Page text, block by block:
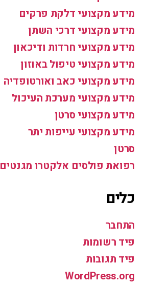
מידע מקצועי דלקת פרקים
מידע מקצועי דרכי השתן
מידע מקצועי חרדות ודיכאון
מידע מקצועי טיפול באוזון
מידע מקצועי כאב ואורטופדיה
מידע מקצועי מערכת העיכול
מידע מקצועי סרטן
מידע מקצועי עייפות יתר
סרטן
רפואת פולסים אלקטרו מגנטים
כלים
התחבר
פיד רשומות
פיד תגובות
WordPress.org